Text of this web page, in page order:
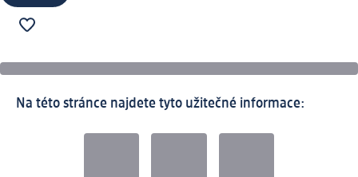
Na této stránce najdete tyto užitečné informace: